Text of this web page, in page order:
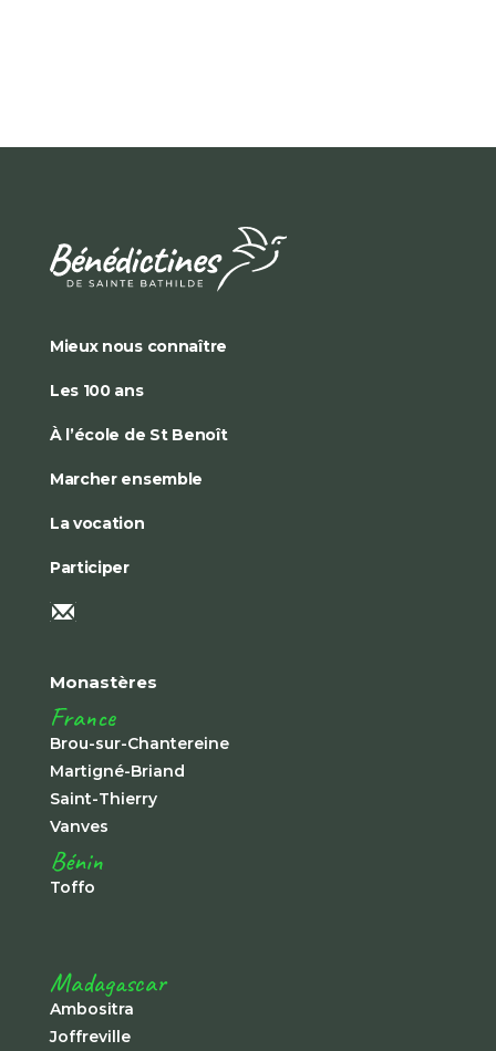
Mieux nous connaître
Les 100 ans
À l’école de St Benoît
Marcher ensemble
La vocation
Participer
Monastères
France
Brou-sur-Chantereine
Martigné-Briand
Saint-Thierry
Vanves
Bénin
Toffo
Madagascar
Ambositra
Joffreville